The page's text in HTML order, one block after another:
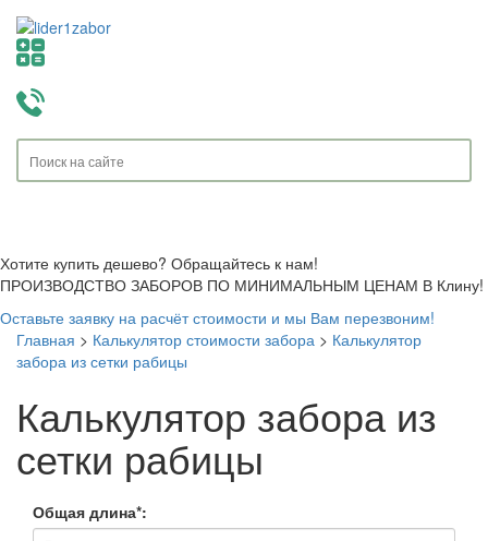
Хотите купить дешево? Обращайтесь к нам!
ПРОИЗВОДСТВО ЗАБОРОВ ПО МИНИМАЛЬНЫМ ЦЕНАМ В Клину!
Оставьте заявку на расчёт стоимости и мы Вам перезвоним!
Главная > Калькулятор стоимости забора > Калькулятор
забора из сетки рабицы
Калькулятор забора из
сетки рабицы
Общая длина*: